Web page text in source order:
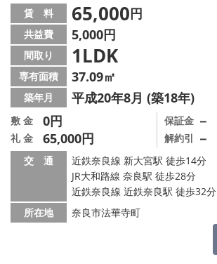
リフォーム のことなら！
オーナー様へ
住宅型有料老人 Ｆｌｅｕｒａｇｅ
店舗情報·アクセス
会社概要
メールでお問い合わせ
賃 料 65,000円
共益費 5,000円
間取り 1LDK
専有面積 37.09㎡
築年月 平成20年8月 (築18年)
敷 金 0円
礼 金 65,000円
保証金 －
解約引 －
交 通
近鉄奈良線 新大宮駅 徒歩14分
JR大和路線 奈良駅 徒歩28分
近鉄奈良線 近鉄奈良駅 徒歩32分
所在地
奈良市法華寺町